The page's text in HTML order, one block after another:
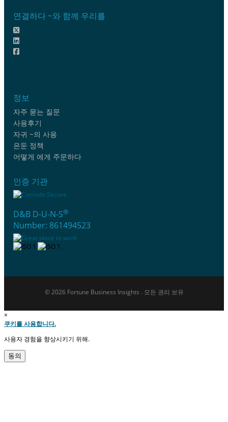
연결하다 ~와 함께 우리를
정보
자주 묻는 질문
사용후기
자귀 ~의 사용
은둔 정책
어떻게 에게 주문하다
인증 기관
D&B D-U-N-S®
Number: 861494523
© 2026 Fortune Business Insights . 모든 권리 보유
×
쿠키를 사용합니다.
사용자 경험을 향상시키기 위해.
동의